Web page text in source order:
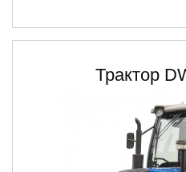
Трактор